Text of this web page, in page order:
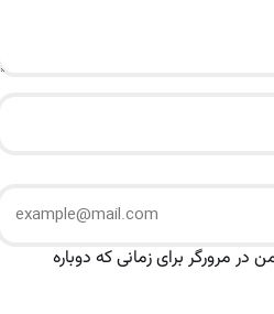
مرورگر برای زمانی که دوباره